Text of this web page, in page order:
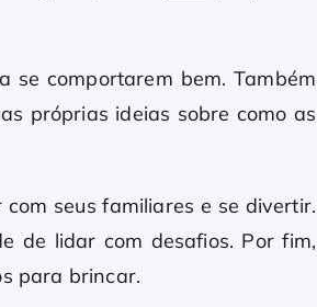
se comportarem bem. Também
próprias ideias sobre como as
seus familiares e se divertir.
de lidar com desafios. Por fim,
para brincar.